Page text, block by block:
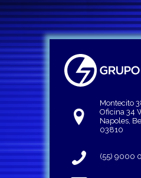
Montecito
Oficina 34
Napoles,
03810
(55) 9000